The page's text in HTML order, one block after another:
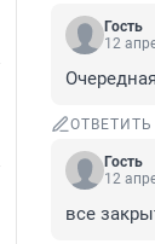
Гость
12
ОТВЕТИТЬ
Гость
12
все